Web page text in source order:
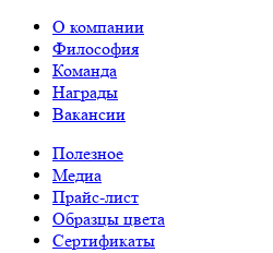
О компании
Философия
Команда
Награды
Вакансии
Полезное
Медиа
Прайс-лист
Образцы цвета
Сертификаты